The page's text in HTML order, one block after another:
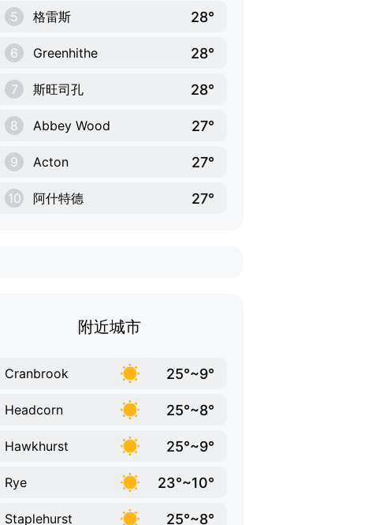
5 格雷斯 28°
6 Greenhithe 28°
7 斯旺司孔 28°
8 Abbey Wood 27°
9 Acton 27°
10 阿什特德 27°
附近城市
Cranbrook 25°~9°
Headcorn 25°~8°
Hawkhurst 25°~9°
Rye 23°~10°
Staplehurst 25°~8°